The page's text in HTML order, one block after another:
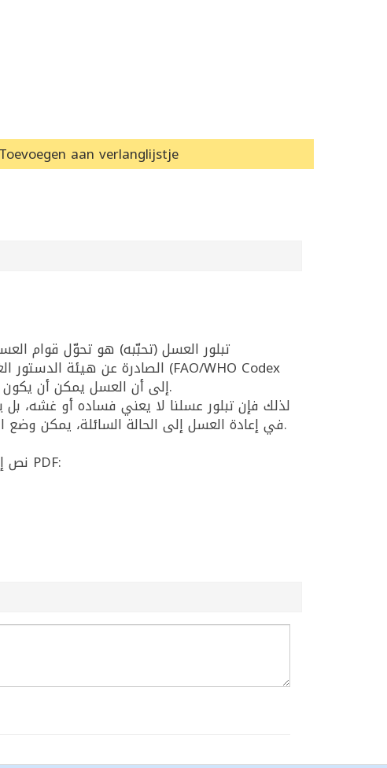
Toevoegen aan verlanglijstje
تبلور العسل (تحبّبه) هو تحوّل قوام
Alimentarius)، إلى أن العسل يمكن أن يكون سائلاً أو لزجًا أو متبلورًا جزئيًا أو كليًا، أي أن التبلور حالة مقبولة وطبيعية في العسل.
لذلك فإن تبلور عسلنا لا يعني فساده أو غشه، بل
في إعادة العسل إلى الحالة السائلة، يمكن وضع العبوة في ماء دافئ وتحريكها بلطف دون تعريضها لحرارة عالية مباشرة للحفاظ على قيمته الغذائية.
مرجع المواصفة العالمية للعسل (Codex Standard for Honey – CODEX STAN 12‑1981) – نص إنجليزي PDF: